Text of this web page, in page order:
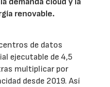
renovable.
de datos
ejecutable de 4,5
multiplicar por
desde 2019. Así